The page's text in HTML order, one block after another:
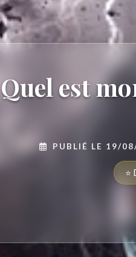
Quel est
PUBLIÉ LE 19/